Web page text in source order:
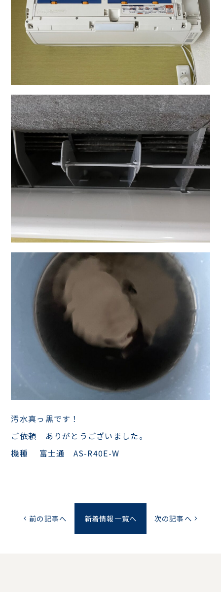
汚水真っ黒です！
ご依頼 ありがとうございました。
機種 富士通 AS-R40E-W
chevron_left 前の記事へ 新着情報一覧へ 次の記事へ chevron_right